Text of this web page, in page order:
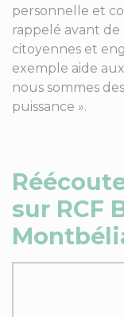
personnelle et
rappelé avant
citoyennes et
exemple aide
nous sommes
puissance ».
sur RCF